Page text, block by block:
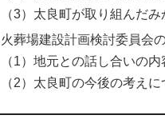
（3）太良町が取り組んだ
火葬場建設計画検討委員会
（1）地元との話し合いの
（2）太良町の今後の考えに